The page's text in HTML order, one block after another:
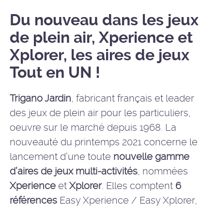
Du nouveau dans les jeux
de plein air, Xperience et
Xplorer, les aires de jeux
Tout en UN !
Trigano Jardin, fabricant français et leader
des jeux de plein air pour les particuliers,
oeuvre sur le marché depuis 1968. La
nouveauté du printemps 2021 concerne le
lancement d’une toute nouvelle gamme
d’aires de jeux multi-activités, nommées
Xperience et Xplorer. Elles comptent 6
références Easy Xperience / Easy Xplorer,